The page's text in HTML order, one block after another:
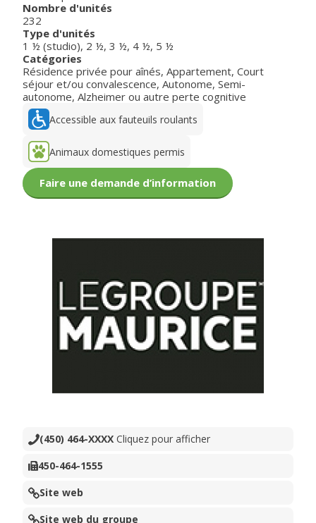
Nombre d'unités
232
Type d'unités
1 ½ (studio), 2 ½, 3 ½, 4 ½, 5 ½
Catégories
Résidence privée pour aînés, Appartement, Court
séjour et/ou convalescence, Autonome, Semi-
autonome, Alzheimer ou autre perte cognitive
Accessible aux fauteuils roulants
Animaux domestiques permis
Faire une demande d’information
(450) 464-XXXX Cliquez pour afficher
450-464-1555
Site web
Site web du groupe